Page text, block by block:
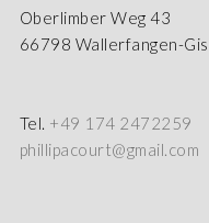
Oberlimber Weg 43
66798 Wallerfangen-
Tel. +49 174 2472259
phillipacourt@gmail.com